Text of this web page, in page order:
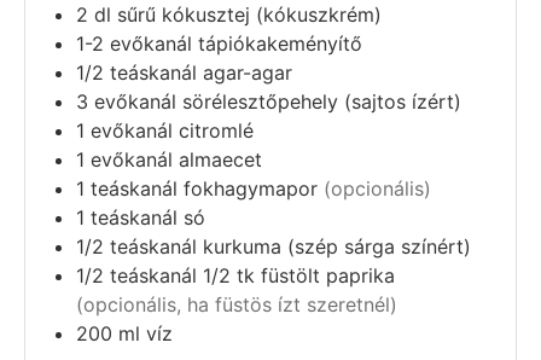
2 dl sűrű kókusztej (kókuszkrém)
1-2 evőkanál tápiókakeményítő
1/2 teáskanál agar-agar
3 evőkanál sörélesztőpehely (sajtos ízért)
1 evőkanál citromlé
1 evőkanál almaecet
1 teáskanál fokhagymapor (opcionális)
1 teáskanál só
1/2 teáskanál kurkuma (szép sárga színért)
1/2 teáskanál 1/2 tk füstölt paprika
(opcionális, ha füstös ízt szeretnél)
200 ml víz